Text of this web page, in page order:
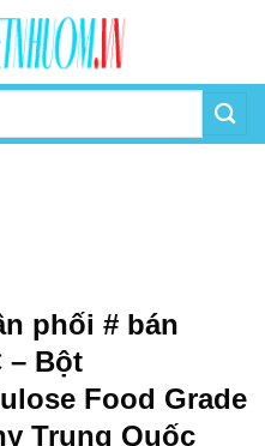
phối # bán
– Bột
Food Grade
Trung Quốc